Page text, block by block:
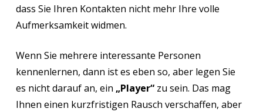
dass Sie Ihren Kontakten nicht mehr Ihre volle
Aufmerksamkeit widmen.
Wenn Sie mehrere interessante Personen
kennenlernen, dann ist es eben so, aber legen Sie
es nicht darauf an, ein „Player“zu sein. Das mag
Ihnen einen kurzfristigen Rausch verschaffen, aber